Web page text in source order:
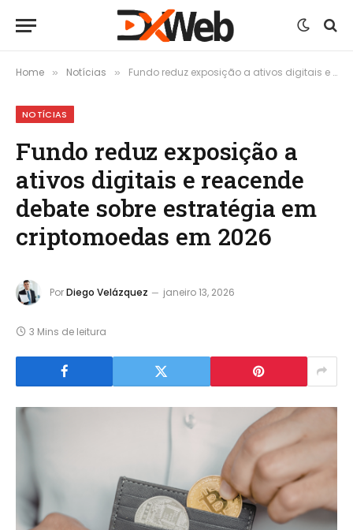
Home » Notícias » Fundo reduz exposição a ativos digitais e reacende debate sobre estratégia em criptomoedas em 2026
NOTÍCIAS
Fundo reduz exposição a
ativos digitais e reacende
debate sobre estratégia em
criptomoedas em 2026
PorDiego Velázquez janeiro 13, 2026
3 Mins de leitura